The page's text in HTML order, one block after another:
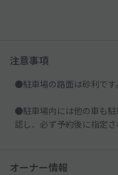
注意事項
●駐車場の路面は砂利です。
●駐車場内には他の車も
認し、必ず予約後に指定
オーナー情報